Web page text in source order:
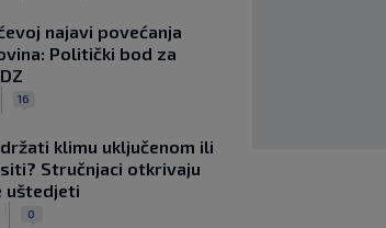
najavi povećanja
Politički bod za
16
klimu uključenom ili
Stručnjaci otkrivaju
uštedjeti
0